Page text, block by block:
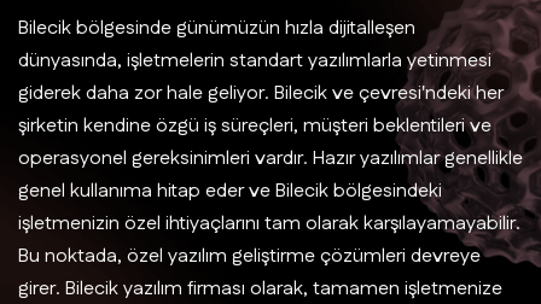
Bilecik bölgesinde günümüzün hızla dijitalleşen
dünyasında, işletmelerin standart yazılımlarla yetinmesi
giderek daha zor hale geliyor. Bilecik ve çevresi'ndeki her
şirketin kendine özgü iş süreçleri, müşteri beklentileri ve
operasyonel gereksinimleri vardır. Hazır yazılımlar genellikle
genel kullanıma hitap eder ve Bilecik bölgesindeki
işletmenizin özel ihtiyaçlarını tam olarak karşılayamayabilir.
Bu noktada, özel yazılım geliştirme çözümleri devreye
girer. Bilecik yazılım firması olarak, tamamen işletmenize